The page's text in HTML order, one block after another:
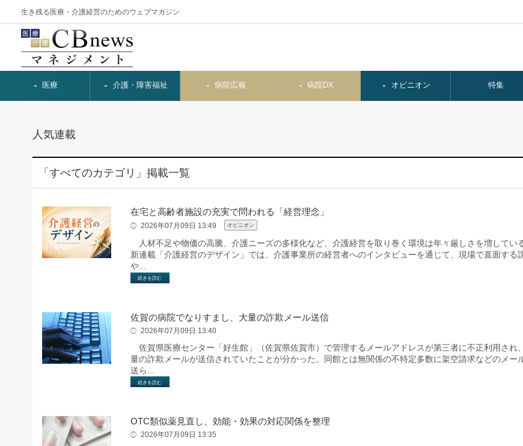
生き残る医療・介護経営のためのウェブマガジン
医療 介護・障害福祉 病院広報 病院DX オピニオン 特集
人気連載
「すべてのカテゴリ」掲載一覧
在宅と高齢者施設の充実で問われる「経営理念」
2026年07月09日 13:49 オピニオン
人材不足や物価の高騰、介護ニーズの多様化など、介護経営を取り巻く環境は年々厳しさを増している
新連載「介護経営のデザイン」では、介護事業所の経営者へのインタビューを通じて、現場で直面する
や...
続きを読む
佐賀の病院でなりすまし、大量の詐欺メール送信
2026年07月09日 13:40
佐賀県医療センター「好生館」（佐賀県佐賀市）で管理するメールアドレスが第三者に不正利用され
量の詐欺メールが送信されていたことが分かった。同館とは無関係の不特定多数に架空請求などのメー
送ら...
続きを読む
OTC類似薬見直し、効能・効果の対応関係を整理
2026年07月09日 13:35